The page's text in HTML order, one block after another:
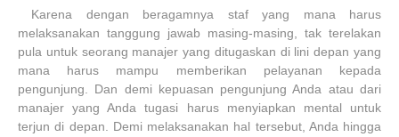
Karena dengan beragamnya staf yang mana harus
melaksanakan tanggung jawab masing-masing, tak terelakan
pula untuk seorang manajer yang ditugaskan di lini depan yang
mana harus mampu memberikan pelayanan kepada
pengunjung. Dan demi kepuasan pengunjung Anda atau dari
manajer yang Anda tugasi harus menyiapkan mental untuk
terjun di depan. Demi melaksanakan hal tersebut, Anda hingga